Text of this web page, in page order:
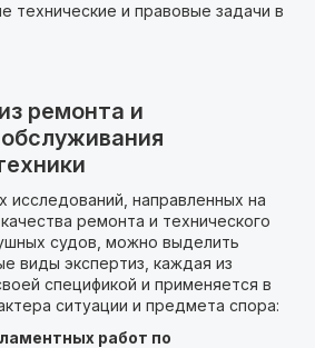
технические и правовые задачи в
ремонта и
исследований, направленных на
ремонта и технического
судов, можно выделить
виды экспертиз, каждая из
спецификой и применяется в
ситуации и предмета спора:
работ по